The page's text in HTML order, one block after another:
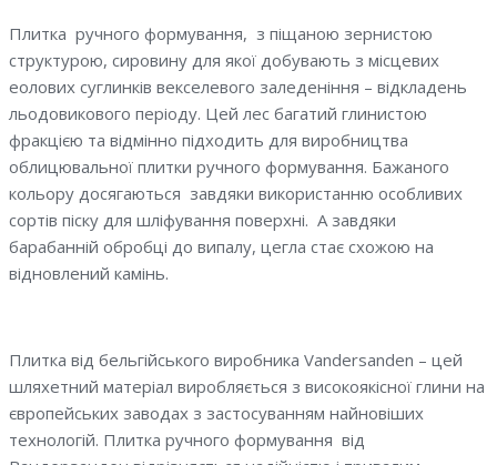
Плитка ручного формування, з піщаною зернистою
структурою, сировину для якої добувають з місцевих
еолових суглинків векселевого заледеніння – відкладень
льодовикового періоду. Цей лес багатий глинистою
фракцією та відмінно підходить для виробництва
облицювальної плитки ручного формування. Бажаного
кольору досягаються завдяки використанню особливих
сортів піску для шліфування поверхні. А завдяки
барабанній обробці до випалу, цегла стає схожою на
відновлений камінь.
Плитка від бельгійського виробника Vandersanden – цей
шляхетний матеріал виробляється з високоякісної глини на
європейських заводах з застосуванням найновіших
технологій. Плитка ручного формування від